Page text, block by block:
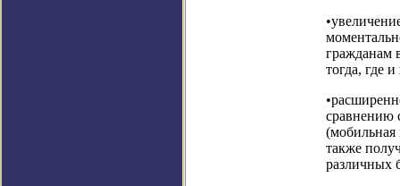
гражданам
тогда, где
сравнению
(мобильная
также
различных